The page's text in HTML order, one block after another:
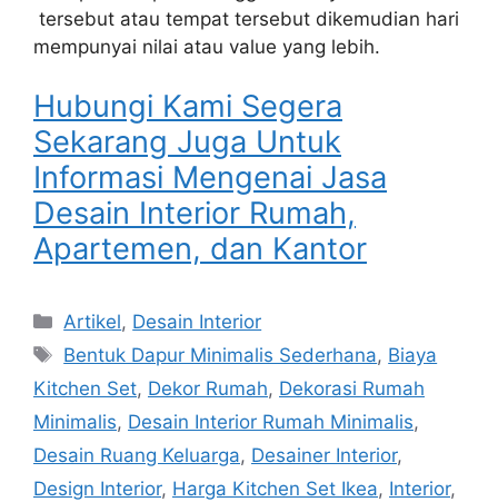
tersebut atau tempat tersebut dikemudian hari
mempunyai nilai atau value yang lebih.
Hubungi Kami Segera
Sekarang Juga Untuk
Informasi Mengenai Jasa
Desain Interior Rumah,
Apartemen, dan Kantor
Artikel, Desain Interior
Bentuk Dapur Minimalis Sederhana, Biaya
Kitchen Set, Dekor Rumah, Dekorasi Rumah
Minimalis, Desain Interior Rumah Minimalis,
Desain Ruang Keluarga, Desainer Interior,
Design Interior, Harga Kitchen Set Ikea, Interior,